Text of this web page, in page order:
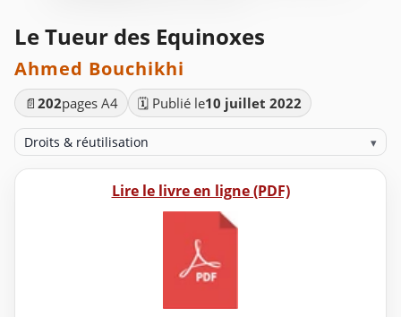
Le Tueur des Equinoxes
Ahmed Bouchikhi
📄 202pages A4 🗓️ Publié le10 juillet 2022
Droits & réutilisation ▾
Lire le livre en ligne (PDF)